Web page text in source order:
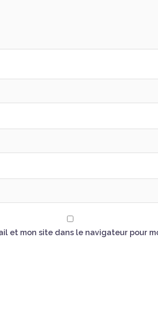
et mon site dans le navigateur pour